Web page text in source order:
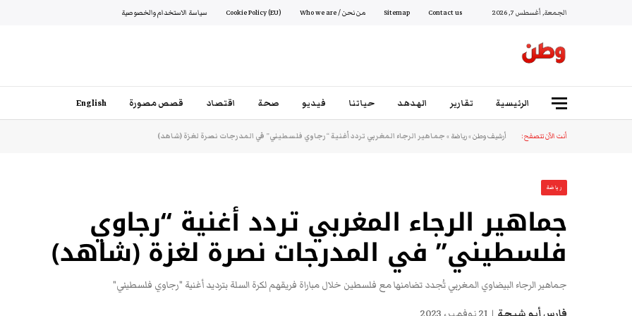
الجمعة, أغسطس 7, 2026 Contact us
Sitemap من نحن / Who we are Cookie Policy (EU) سياسة الاستخدام والخصوصية
الرئيسية تقارير الهدهد حياتنا فيديو صحة اقتصاد قصص مصورة English
أنت الآن تتصفح: أرشيف وطن»رياضة»جماهير الرجاء المغربي تردد أغنية “رجاوي فلسطيني” في المدرجات نصرة لغزة (شاهد)
رياضة
جماهير الرجاء المغربي تردد أغنية “رجاوي
فلسطيني” في المدرجات نصرة لغزة (شاهد)
جماهير الرجاء البيضاوي المغربي تُجدد تضامنها مع فلسطين خلال مباراة فريقهم لكرة السلة بترديد أغنية "رجاوي فلسطيني"